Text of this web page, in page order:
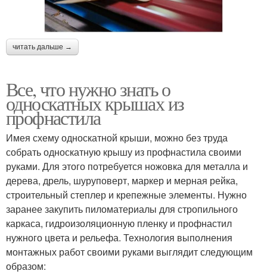
читать дальше →
Все, что нужно знать о
односкатных крышах из
профнастила
Имея схему односкатной крыши, можно без труда
собрать односкатную крышу из профнастила своими
руками. Для этого потребуется ножовка для металла и
дерева, дрель, шуруповерт, маркер и мерная рейка,
строительный степлер и крепежные элементы. Нужно
заранее закупить пиломатериалы для стропильного
каркаса, гидроизоляционную пленку и профнастил
нужного цвета и рельефа. Технология выполнения
монтажных работ своими руками выглядит следующим
образом: